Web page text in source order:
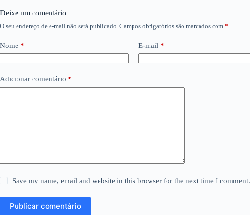
Deixe um comentário
O seu endereço de e-mail não será publicado. Campos obrigatórios são marcados com *
Nome * E-mail *
Adicionar comentário *
Save my name, email and website in this browser for the next time I comment.
Publicar comentário